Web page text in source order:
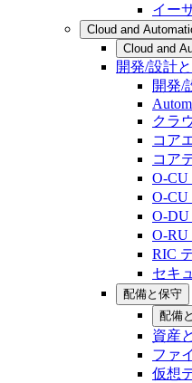
イー
Cloud and
Cloud and
開発/設計
開発/
クラ
コア
コア
O-CU
O-CU
O-DU
O-RU
RIC
セキ
配備と保守
配備
資産
ファ
仮想